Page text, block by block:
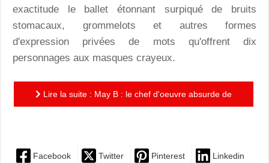
exactitude le ballet étonnant surpiqué de bruits
stomacaux, grommelots et autres formes
d'expression privées de mots qu'offrent dix
personnages aux masques crayeux.
Lire la suite : May B : le chef d'oeuvre absurde de
Facebook Twitter Pinterest Linkedin